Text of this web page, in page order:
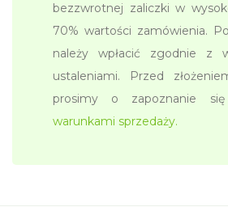
bezzwrotnej zaliczki w
70% wartości zamówienia.
należy wpłacić zgodnie z
ustaleniami. Przed
prosimy o zapoznanie
warunkami sprzedaży.